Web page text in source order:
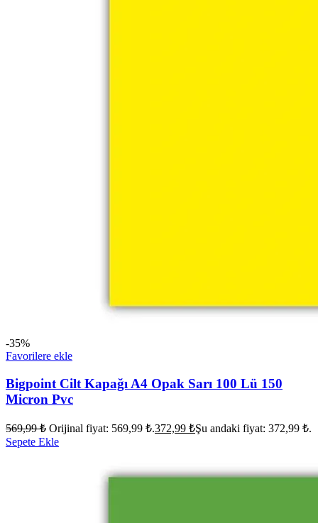
-35%
Favorilere ekle
Bigpoint Cilt Kapağı A4 Opak Sarı 100 Lü 150
Micron Pvc
569,99₺ Orijinal fiyat: 569,99 ₺.372,99 ₺Şu andaki fiyat: 372,99 ₺.
Sepete Ekle